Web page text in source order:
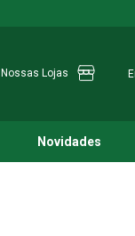
Nossas Lojas
Novidades